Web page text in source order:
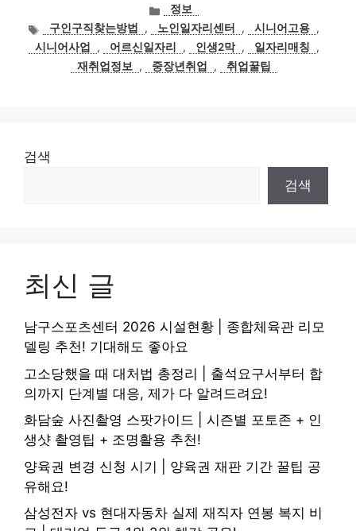
카
테
고
리
정보
태
그
구인구직찾는방법 , 노인일자리센터 , 시니어고용 ,
시니어사업
, 어르신일자리 , 인생2막 , 일자리매칭
,
재취업정보
, 중장년취업 , 취업꿀팁
검색
검색
최신 글
남구스포츠센터 2026 시설현황 | 종합체육관 리모
델링 추천! 기대해도 좋아요
고소당했을 때 대처법 총정리 | 출석요구서부터 합
의까지 단계별 대응, 제가 다 알려드려요!
화담숲 사진촬영 스팟가이드 | 시즌별 포토존 + 인
생샷 촬영팁 + 조명활용 추천!
양육권 변경 신청 시기 | 양육권 재판 기간 꿀팁 공
유해요!
삼성전자 vs 현대자동차 실제 재직자 연봉 복지 비